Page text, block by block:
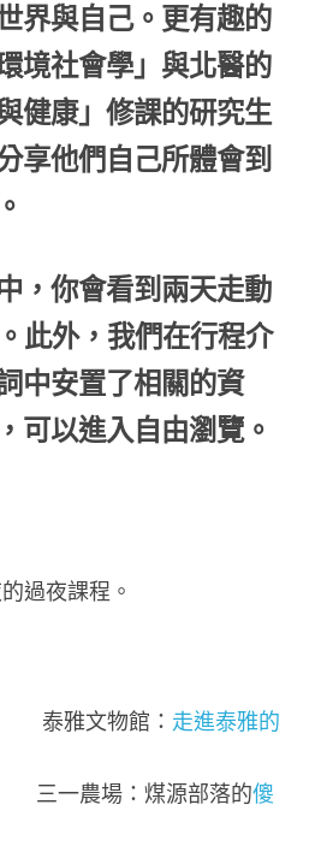
界與自己。更有趣的
境社會學」與北醫的
健康」修課的研究生
享他們自己所體會到
，你會看到兩天走動
此外，我們在行程介
中安置了相關的資
可以進入自由瀏覽。
過夜課程。
泰雅文物館： 走進泰雅的
三一農場：煤源部落的傻